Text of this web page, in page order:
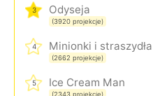
3 Odyseja
(3920 projekcje)
4 Minionki i straszydła
(2662 projekcje)
5 Ice Cream Man
(2343 projekcje)